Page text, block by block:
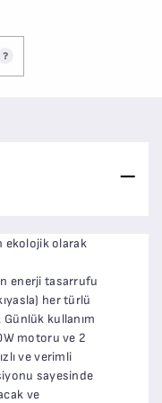
ekolojik olarak
enerji tasarrufu
her türlü
Günlük kullanım
motoru ve 2
ve verimli
sayesinde
ve